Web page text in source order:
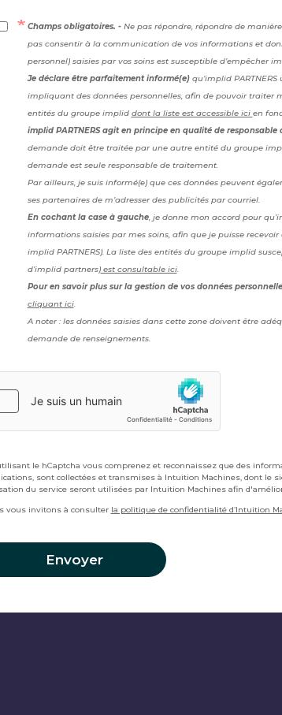
Champs obligatoires. - Ne pas répondre, répondre de
pas consentir à la communication de vos informations et
personnel) saisies par vos soins est susceptible d’empêcher
Je déclare être parfaitement informé(e)qu’implid
impliquant des données personnelles, afin de pouvoir traiter
entités du groupe implid dont la liste est accessible ici en
implid PARTNERS agit en principe en qualité de responsable
demande doit être traitée par une autre entité du groupe
demande est seule responsable de traitement.
Par ailleurs, je suis informé(e) que ces données peuvent
ses partenaires de m’adresser des publicités par courriel.
En cochant la case à gauche, je donne mon accord pour
informations saisies par mes soins, afin que je puisse
implid PARTNERS). La liste des entités du groupe implid
d’implid partners)est consultable ici.
Pour en savoir plus sur la gestion de vos données
cliquant ici.
A noter : les données saisies dans cette zone doivent être
demande de renseignements.
le hCaptcha vous comprenez et reconnaissez que des
sont collectées et transmises à Intuition Machines, dont le
du service seront utilisées par Intuition Machines afin
vous invitons à consulter la politique de confidentialité d’Intuition
Envoyer